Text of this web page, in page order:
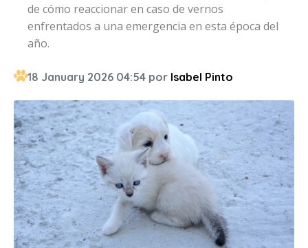
de cómo reaccionar en caso de vernos
enfrentados a una emergencia en esta época del
año.
18 January 2026 04:54 por Isabel Pinto